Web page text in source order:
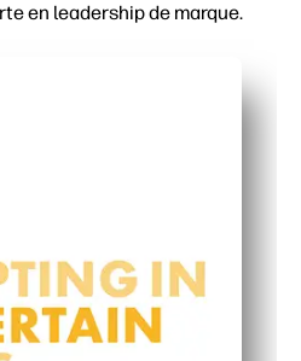
en leadership de marque.